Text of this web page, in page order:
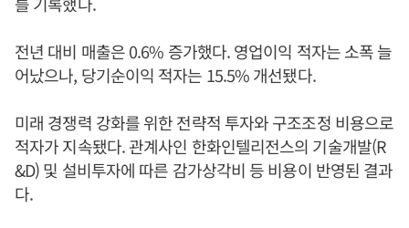
전년 대비 매출은 0.6% 증가했다. 영업이익 적자는 소폭 늘
어났으나, 당기순이익 적자는 15.5% 개선됐다.
미래 경쟁력 강화를 위한 전략적 투자와 구조조정 비용으로
적자가 지속됐다. 관계사인 한화인텔리전스의 기술개발(R
&D) 및 설비투자에 따른 감가상각비 등 비용이 반영된 결과
다.